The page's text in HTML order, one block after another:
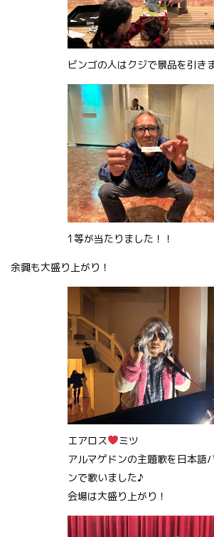
ビンゴの人はクジで景品を引き
1等が当たりました！！
余興も大盛り上がり！
エアロス
ミツ
アルマゲドンの主題歌を日本語
ンで歌いました♪
会場は大盛り上がり！